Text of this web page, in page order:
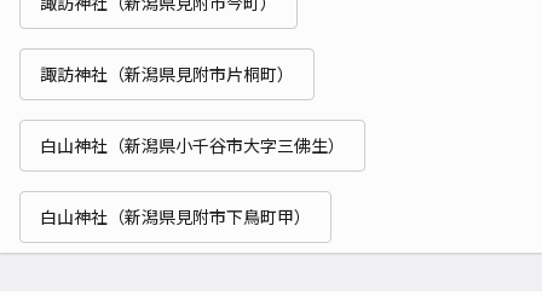
諏訪神社（新潟県見附市片桐町）
白山神社（新潟県小千谷市大字三佛生）
白山神社（新潟県見附市下鳥町甲）